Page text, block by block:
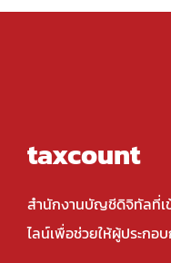
taxcount
สำนักงานบัญชีดิจิทัลที่เข้
ไลน์เพื่อช่วยให้ผู้ประกอ